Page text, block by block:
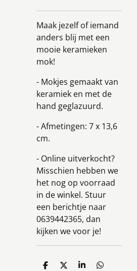
Maak jezelf of iemand
anders blij met een
mooie keramieken
mok!
- Mokjes gemaakt van
keramiek en met de
hand geglazuurd.
- Afmetingen: 7 x 13,6
cm.
- Online uitverkocht?
Misschien hebben we
het nog op voorraad
in de winkel. Stuur
een berichtje naar
0639442365, dan
kijken we voor je!
D
D
S
D